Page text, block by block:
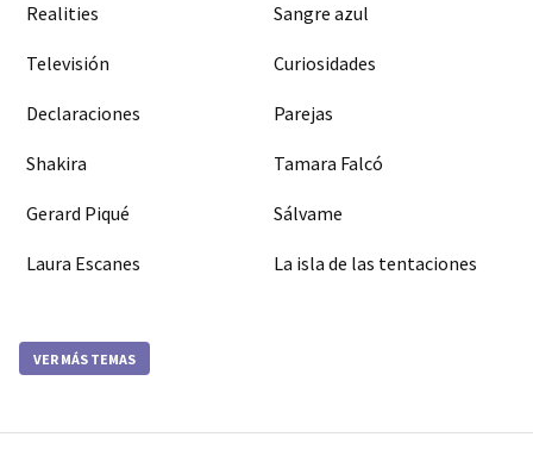
Realities Sangre azul
Televisión Curiosidades
Declaraciones Parejas
Shakira Tamara Falcó
Gerard Piqué Sálvame
Laura Escanes La isla de las tentaciones
VER MÁS TEMAS